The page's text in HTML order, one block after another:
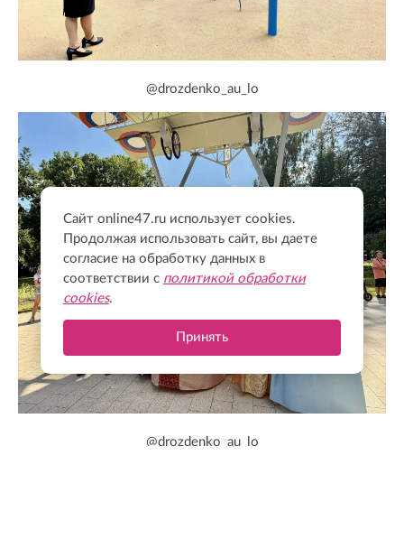
@drozdenko_au_lo
@drozdenko_au_lo
Сайт online47.ru использует cookies.
Продолжая использовать сайт, вы даете
согласие на обработку данных в
соответствии с политикой обработки
cookies.
Принять